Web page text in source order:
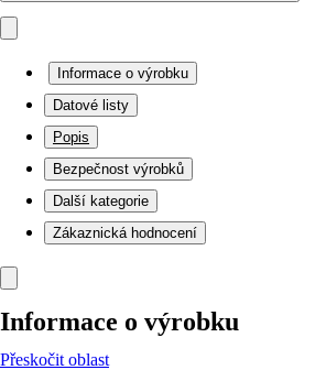
Informace o výrobku
Datové listy
Popis
Bezpečnost výrobků
Další kategorie
Zákaznická hodnocení
Informace o výrobku
Přeskočit oblast